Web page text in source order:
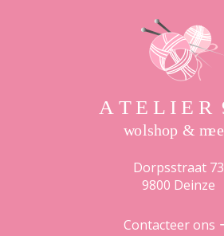
Dorpsstraat 73
9800 Deinze
Contacteer ons